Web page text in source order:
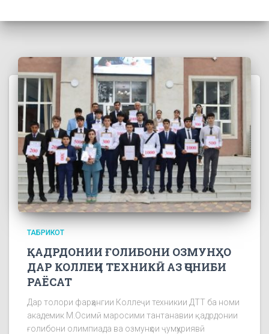
ТАБРИКОТ
ҚАДРДОНИИ ҒОЛИБОНИ ОЗМУНҲО
ДАР КОЛЛЕҶИ ТЕХНИКӢ АЗ ҶОНИБИ
РАЁСАТ
Дар толори фарҳангии Коллеҷи техникии ДТТ ба номи
академик М.Осимӣ маросими тантанавии қадрдонии
ғолибони олимпиада ва озмунҳои ҷумҳуриявӣ